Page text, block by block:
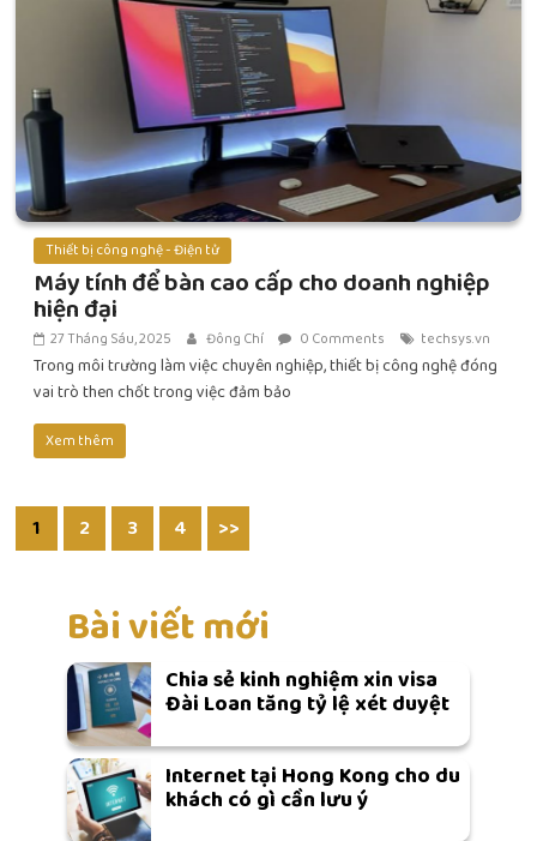
Thiết bị công nghệ - Điện tử
Máy tính để bàn cao cấp cho doanh nghiệp
hiện đại
27 Tháng Sáu, 2025 Đông Chí 0 Comments techsys.vn
Trong môi trường làm việc chuyên nghiệp, thiết bị công nghệ đóng
vai trò then chốt trong việc đảm bảo
Xem thêm
1 2 3 4 >>
Bài viết mới
Chia sẻ kinh nghiệm xin visa
Đài Loan tăng tỷ lệ xét duyệt
Internet tại Hong Kong cho du
khách có gì cần lưu ý